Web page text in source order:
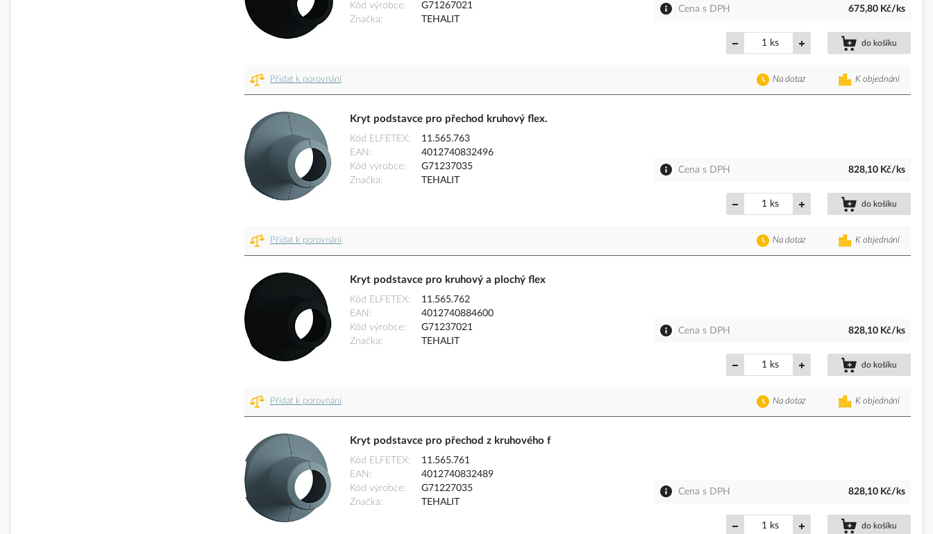
Kód výrobce
G71267021
Značka
TEHALIT
Cena s DPH 675,80 Kč/ks
ks do košíku
Přidat k porovnání K objednání
Na dotaz
Kryt podstavce pro přechod kruhový flex.
Kód ELFETEX
11.565.763
EAN
4012740832496
Kód výrobce
G71237035
Značka
TEHALIT
Cena s DPH 828,10 Kč/ks
ks do košíku
Přidat k porovnání K objednání
Na dotaz
Kryt podstavce pro kruhový a plochý flex
Kód ELFETEX
11.565.762
EAN
4012740884600
Kód výrobce
G71237021
Značka
TEHALIT
Cena s DPH 828,10 Kč/ks
ks do košíku
Přidat k porovnání K objednání
Na dotaz
Kryt podstavce pro přechod z kruhového f
Kód ELFETEX
11.565.761
EAN
4012740832489
Kód výrobce
G71227035
Značka
TEHALIT
Cena s DPH 828,10 Kč/ks
ks do košíku